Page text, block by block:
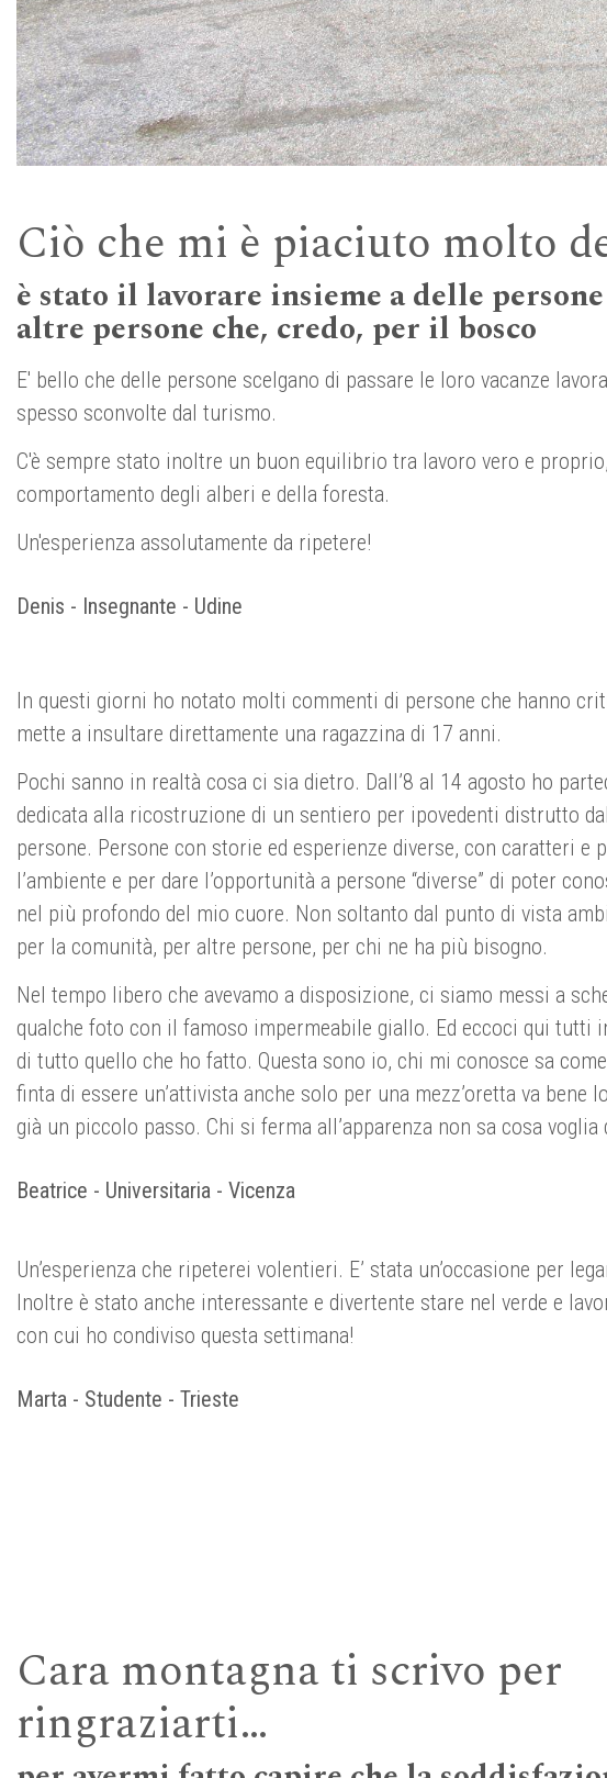
Ciò che mi è piaciuto molto
è stato il lavorare insieme a delle
altre persone che, credo, per il bosco
E' bello che delle persone scelgano di passare le loro vacanze
spesso sconvolte dal turismo.
C'è sempre stato inoltre un buon equilibrio tra lavoro vero e
comportamento degli alberi e della foresta.
Un'esperienza assolutamente da ripetere!
Denis - Insegnante - Udine
In questi giorni ho notato molti commenti di persone che hanno
mette a insultare direttamente una ragazzina di 17 anni.
Pochi sanno in realtà cosa ci sia dietro. Dall’8 al 14 agosto ho
dedicata alla ricostruzione di un sentiero per ipovedenti distrutto
persone. Persone con storie ed esperienze diverse, con caratteri
l’ambiente e per dare l’opportunità a persone “diverse” di poter
nel più profondo del mio cuore. Non soltanto dal punto di vista
per la comunità, per altre persone, per chi ne ha più bisogno.
Nel tempo libero che avevamo a disposizione, ci siamo messi a
qualche foto con il famoso impermeabile giallo. Ed eccoci qui tutti
di tutto quello che ho fatto. Questa sono io, chi mi conosce sa
finta di essere un’attivista anche solo per una mezz’oretta va
già un piccolo passo. Chi si ferma all’apparenza non sa cosa
Beatrice - Universitaria - Vicenza
Un’esperienza che ripeterei volentieri. E’ stata un’occasione per
Inoltre è stato anche interessante e divertente stare nel verde e
con cui ho condiviso questa settimana!
Marta - Studente - Trieste
Cara montagna ti scrivo per
ringraziarti…